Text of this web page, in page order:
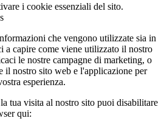
i cookie essenziali del sito.
che vengono utilizzate sia in
a capire come viene utilizzato il nostro
le nostre campagne di marketing, o
il nostro sito web e l'applicazione per
esperienza.
tua visita al nostro sito puoi disabilitare
qui: